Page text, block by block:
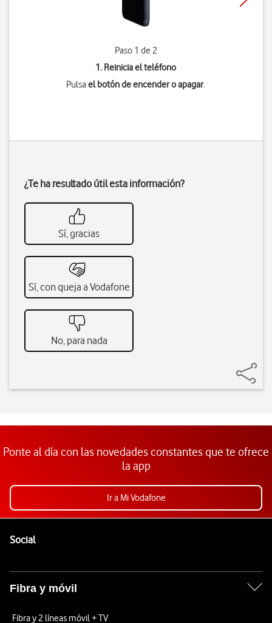
Paso 1 de 2
1. Reinicia el teléfono
Pulsael botón de encender o apagar.
¿Te ha resultado útil esta información?
Sí, gracias
Sí, con queja a Vodafone
No, para nada
Ponte al día con las novedades constantes que te ofrece
la app
Ir a Mi Vodafone
SocialEnlaces a las redes sociales de Vodafone
Fibra y móvil
Fibra y 2 líneas móvil + TV